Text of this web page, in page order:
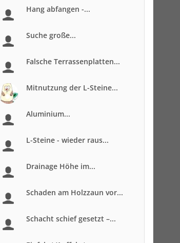
Hang abfangen -...
Suche große...
Falsche Terrassenplatten...
Mitnutzung der L-Steine...
Aluminium...
L-Steine - wieder raus...
Drainage Höhe im...
Schaden am Holzzaun vor...
Schacht schief gesetzt –...